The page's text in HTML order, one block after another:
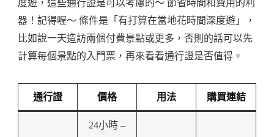
度遊，這些通行證是可以考慮的～ 節省時間和費用的利
器！記得喔～ 條件是「有打算在當地花時間深度遊」，
比如說一天造訪兩個付費景點或更多，否則的話可以先
計算每個景點的入門票，再來看看通行證是否值得。
通行證 價格 用法 購買連結
24小時 –